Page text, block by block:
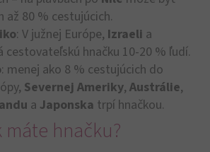
až 80 % cestujúcich.
: V južnej Európe, Izraeli a
cestovateľskú hnačku 10-20 % ľudí.
: menej ako 8 % cestujúcich do
Severnej Ameriky, Austrálie,
a Japonska trpí hnačkou.
hnačku?